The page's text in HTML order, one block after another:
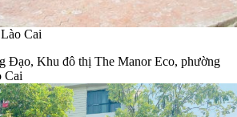
Cai
Đạo, Khu đô thị The Manor Eco, phường
Cai